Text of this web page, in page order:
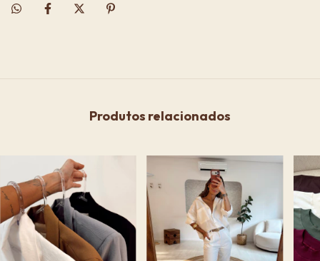
Produtos relacionados